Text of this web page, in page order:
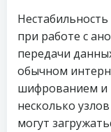
при работе с
передачи
обычном
шифрованием и
несколько
могут